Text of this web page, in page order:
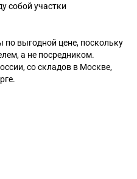
собой участки
выгодной цене, поскольку
а не посредником.
со складов в Москве,